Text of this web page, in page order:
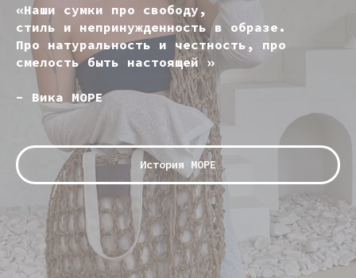
«Наши сумки про свободу,
стиль и непринужденность в образе.
Про натуральность и честность, про
смелость быть настоящей »
- Вика МОРЕ
История МОРЕ